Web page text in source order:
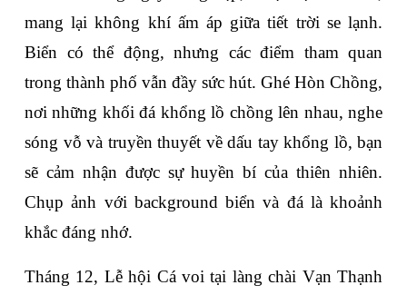
mang lại không khí ấm áp giữa tiết trời se lạnh.
Biển có thể động, nhưng các điểm tham quan
trong thành phố vẫn đầy sức hút. Ghé Hòn Chồng,
nơi những khối đá khổng lồ chồng lên nhau, nghe
sóng vỗ và truyền thuyết về dấu tay khổng lồ, bạn
sẽ cảm nhận được sự huyền bí của thiên nhiên.
Chụp ảnh với background biển và đá là khoảnh
khắc đáng nhớ.
Tháng 12, Lễ hội Cá voi tại làng chài Vạn Thạnh